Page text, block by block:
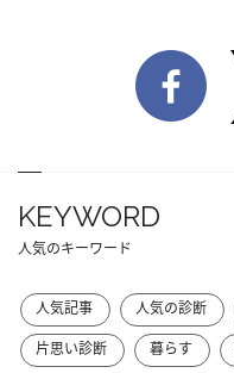
KEYWORD
人気のキーワード
人気記事 人気の診断
片思い診断
暮らす